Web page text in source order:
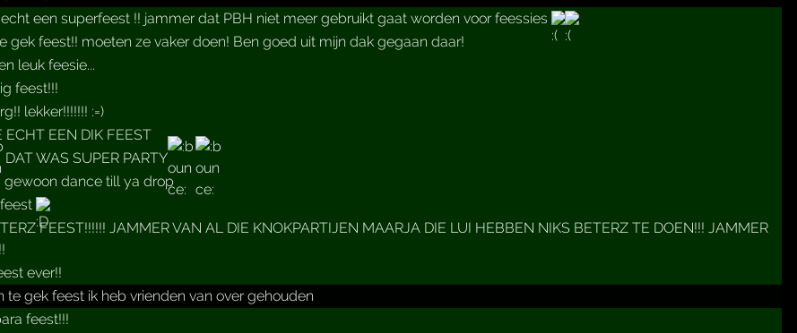
een superfeest !! jammer dat PBH niet meer gebruikt gaat worden voor feessies
gek feest!! moeten ze vaker doen! Ben goed uit mijn dak gegaan daar!
leuk feesie...
feest!!!
lekker!!!!!!! :=)
ECHT EEN DIK FEEST
DAT WAS SUPER PARTY
gewoon dance till ya drop
FEEST!!!!!! JAMMER VAN AL DIE KNOKPARTIJEN MAARJA DIE LUI HEBBEN NIKS BETERZ TE DOEN!!! JAMMER
ever!!
te gek feest ik heb vrienden van over gehouden
feest!!!